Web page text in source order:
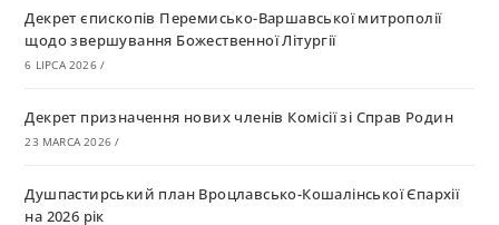
Декрет єпископів Перемисько-Варшавської митрополії
щодо звершування Божественної Літургії
6 LIPCA 2026 /
Декрет призначення нових членів Комісії зі Справ Родин
23 MARCA 2026 /
Душпастирський план Вроцлавсько-Кошалінської Єпархії
на 2026 рік